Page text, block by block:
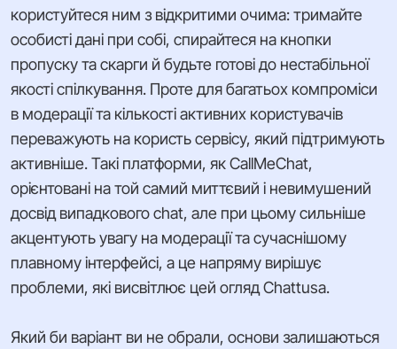
користуйтеся ним з відкритими очима: тримайте
особисті дані при собі, спирайтеся на кнопки
пропуску та скарги й будьте готові до нестабільної
якості спілкування. Проте для багатьох компроміси
в модерації та кількості активних користувачів
переважують на користь сервісу, який підтримують
активніше. Такі платформи, як CallMeChat,
орієнтовані на той самий миттєвий і невимушений
досвід випадкового chat, але при цьому сильніше
акцентують увагу на модерації та сучаснішому
плавному інтерфейсі, а це напряму вирішує
проблеми, які висвітлює цей огляд Chattusa.
Який би варіант ви не обрали, основи залишаються